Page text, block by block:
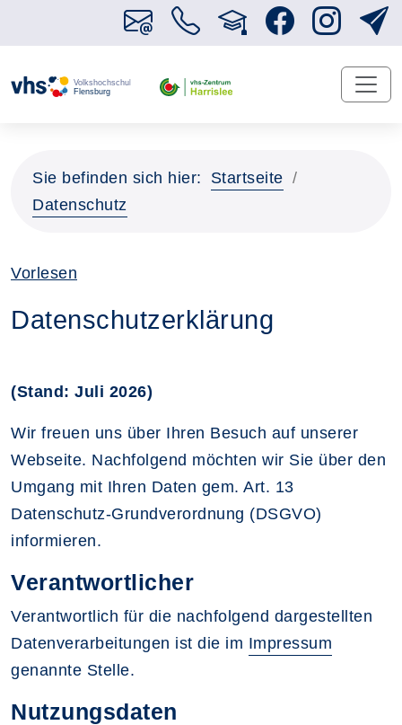
Sie befinden sich hier:
Startseite
Datenschutz
Vorlesen
Datenschutzerklärung
(Stand: Juli 2026)
Wir freuen uns über Ihren Besuch auf unserer
Webseite. Nachfolgend möchten wir Sie über den
Umgang mit Ihren Daten gem. Art. 13
Datenschutz-Grundverordnung (DSGVO)
informieren.
Verantwortlicher
Verantwortlich für die nachfolgend dargestellten
Datenverarbeitungen ist die im Impressum
genannte Stelle.
Nutzungsdaten